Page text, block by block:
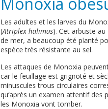
Les adultes et les larves du
(Atriplex halimus). Cet arbuste
de mer, a beaucoup été planté
espèce très résistante au sel.
Les attaques de Monoxia
car le feuillage est grignoté et
minuscules trous circulaires
qu’après un examen attentif des
les Monoxia vont tomber.